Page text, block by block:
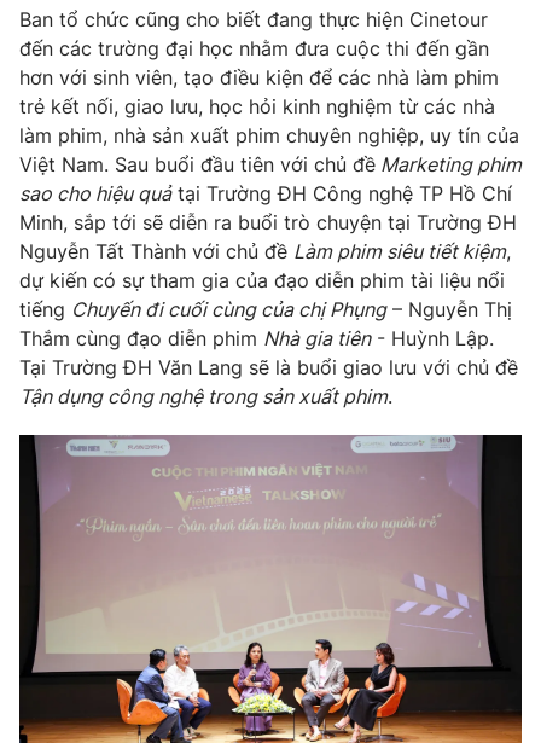
Tổng Biên tập:
Vũ Thanh Thủy
Phó Tổng Biên tập:Nguyễn Thị Mỹ Hạnh, Phạm Quốc Thắng,
Nguyễn Trọng Ninh
Tổng đài VTV:024.38 355 931 - 024.38 355 932
Ðiện thoại Thời báo VTV:024.66 897 897
Email:toasoan@vtv.vn
Liên hệ quảng cáo: 024-7300.7108
® Cấm sao chép dưới mọi hình thức nếu không có sự chấp
thuận bằng văn bản. Ghi rõ nguồn VTV.vn khi phát hành lại
Ban tổ chức cũng cho biết đang thực hiện Cinetour
đến các trường đại học nhằm đưa cuộc thi đến gần
hơn với sinh viên, tạo điều kiện để các nhà làm phim
trẻ kết nối, giao lưu, học hỏi kinh nghiệm từ các nhà
làm phim, nhà sản xuất phim chuyên nghiệp, uy tín của
Việt Nam. Sau buổi đầu tiên với chủ đề Marketing phim
sao cho hiệu quảtại Trường ĐH Công nghệ TP Hồ Chí
Minh, sắp tới sẽ diễn ra buổi trò chuyện tại Trường ĐH
Nguyễn Tất Thành với chủ đề Làm phim siêu tiết kiệm,
dự kiến có sự tham gia của đạo diễn phim tài liệu nổi
tiếng Chuyến đi cuối cùng của chị Phụng– Nguyễn Thị
Thắm cùng đạo diễn phim Nhà gia tiên- Huỳnh Lập.
Tại Trường ĐH Văn Lang sẽ là buổi giao lưu với chủ đề
Tận dụng công nghệ trong sản xuất phim.